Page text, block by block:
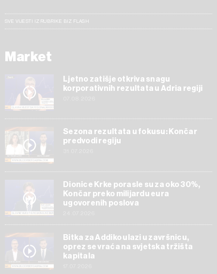
SVE VIJESTI IZ RUBRIKE BIZ FLASH
Market
Ljetno zatišje otkriva snagu
korporativnih rezultata u Adria regiji
Sezona rezultata u fokusu: Končar
predvodi regiju
Dionice Krke porasle su za oko 30%,
Končar preko milijardu eura
ugovorenih poslova
Bitka za Addiko ulazi u završnicu,
oprez se vraća na svjetska tržišta
kapitala